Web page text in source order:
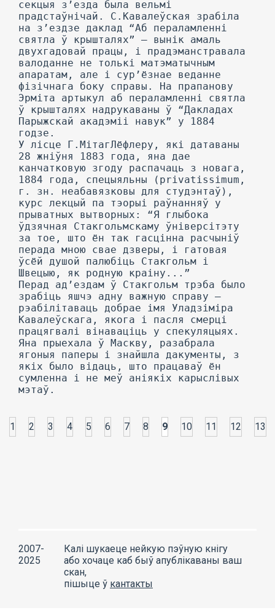
секцыя з’езда была вельмі
прадстаўнічай. С.Кавалеўская зрабіла
на з’ездзе даклад “Аб пераламленні
святла ў крышталях” — вынік амаль
двухгадовай працы, і прадэманстравала
валоданне не толькі матэматычным
апаратам, але і сур’ёзнае веданне
фізічнага боку справы. На прапанову
Эрміта артыкул аб пераламленні святла
ў крышталях надрукаваны ў “Дакладах
Парыжскай акадэміі навук” у 1884
годзе.
У лісце Г.МітагЛёфлеру, які датаваны
28 жніўня 1883 года, яна дае
канчатковую згоду распачаць з новага,
1884 года, спецыяльны (privatissimum,
г. зн. неабавязковы для студэнтаў),
курс лекцый па тэорыі раўнанняў у
прыватных вытворных: “Я глыбока
ўдзячная Стакгольмскаму ўніверсітэту
за тое, што ён так гасцінна расчыніў
перада мною свае дзверы, і гатовая
ўсёй душой палюбіць Стакгольм і
Швецыю, як родную краіну...”
Перад ад’ездам ў Стакгольм трэба было
зрабіць яшчэ адну важную справу —
рэабілітаваць добрае імя Уладзіміра
Кавалеўскага, якога і пасля смерці
працягвалі вінаваціць у спекуляцыях.
Яна прыехала ў Маскву, разабрала
ягоныя паперы і знайшла дакументы, з
якіх было відаць, што працаваў ён
сумленна і не меў аніякіх карыслівых
мэтаў.
1 2 3 4 5 6 7 8 9 10 11 12 13
2007-
2025
Калі шукаеце нейкую пэўную кнігу
або хочаце каб быў апублікаваны ваш
скан,
пішыце ў кантакты